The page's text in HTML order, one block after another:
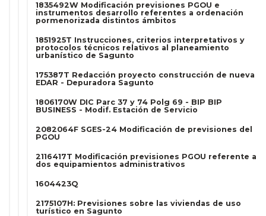
1835492W Modificación previsiones PGOU e
instrumentos desarrollo referentes a ordenación
pormenorizada distintos ámbitos
1851925T Instrucciones, criterios interpretativos y
protocolos técnicos relativos al planeamiento
urbanístico de Sagunto
175387T Redacción proyecto construcción de nueva
EDAR - Depuradora Sagunto
1806170W DIC Parc 37 y 74 Polg 69 - BIP BIP
BUSINESS - Modif. Estación de Servicio
2082064F SGES-24 Modificación de previsiones del
PGOU
2116417T Modificación previsiones PGOU referente a
dos equipamientos administrativos
1604423Q
2175107H: Previsiones sobre las viviendas de uso
turístico en Sagunto